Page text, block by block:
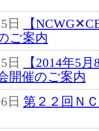
日
【
ご案内
日
【2014年5
開催のご案内
日 第２２回Ｎ